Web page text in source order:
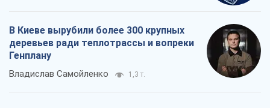
В Киеве вырубили более 300 крупных
деревьев ради теплотрассы и вопреки
Генплану
Владислав Самойленко 1,3 т.